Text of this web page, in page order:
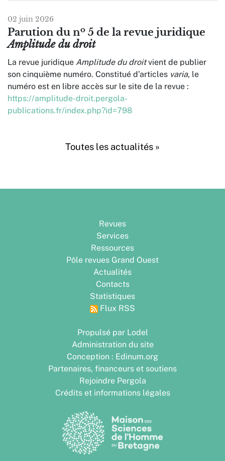
02 juin 2026
Parution du no 5 de la revue juridique
Amplitude du droit
La revue juridique Amplitude du droitvient de publier
son cinquième numéro. Constitué d’articles varia, le
numéro est en libre accès sur le site de la revue :
https://amplitude-droit.pergola-
publications.fr/index.php?id=798
Toutes les actualités »
Revues
Services
Ressources
Pôle revues Grand Ouest
Actualités
Contacts
Statistiques
Flux RSS
Propulsé par Lodel
Administration du site
Conception : Edinum.org
Partenaires, financeurs et soutiens
Rejoindre Pergola
Crédits et informations légales